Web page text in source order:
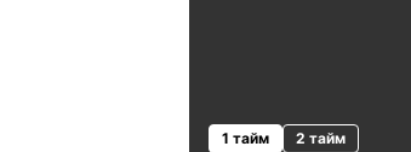
1 тайм 2 тайм